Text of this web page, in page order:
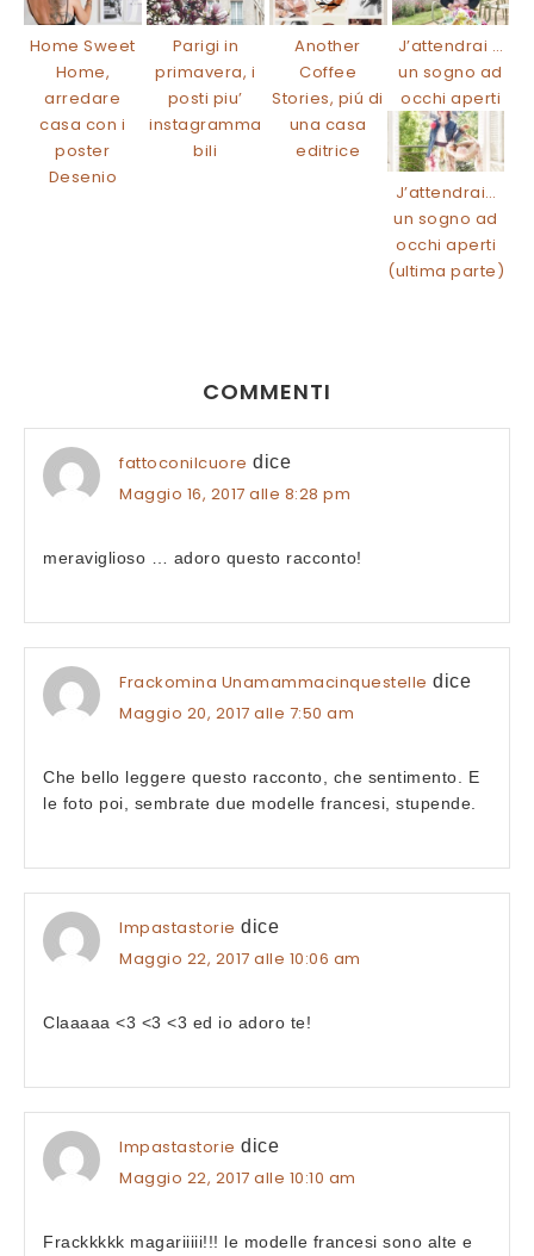
Home Sweet
Home,
arredare
casa con i
poster
Desenio
Parigi in
primavera, i
posti piu’
instagramma
bili
Another
Coffee
Stories, piú di
una casa
editrice
J’attendrai …
un sogno ad
occhi aperti
J’attendrai…
un sogno ad
occhi aperti
(ultima parte)
COMMENTI
fattoconilcuore dice
Maggio 16, 2017 alle 8:28 pm
meraviglioso … adoro questo racconto!
Frackomina Unamammacinquestelle dice
Maggio 20, 2017 alle 7:50 am
Che bello leggere questo racconto, che sentimento. E
le foto poi, sembrate due modelle francesi, stupende.
Impastastorie dice
Maggio 22, 2017 alle 10:06 am
Claaaaa <3 <3 <3 ed io adoro te!
Impastastorie dice
Maggio 22, 2017 alle 10:10 am
Frackkkkk magariiiii!!! le modelle francesi sono alte e